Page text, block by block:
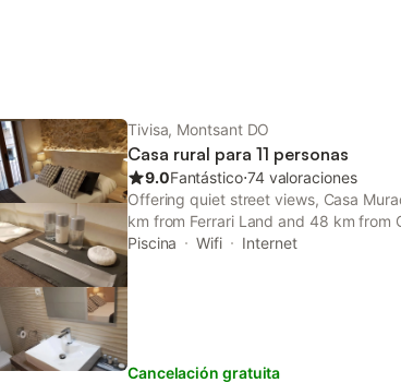
Tivisa, Montsant DO
Casa rural para 11 personas
9.0Fantástico⋅74 valoraciones
Offering quiet street views, Casa
km from Ferrari Land and 48 km from
mountain and city views, and is 46 km
Piscina Wifi Internet
Cancelación gratuita